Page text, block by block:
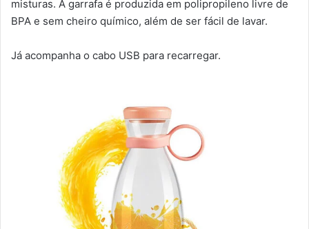
misturas. A garrafa é produzida em polipropileno livre de
BPA e sem cheiro químico, além de ser fácil de lavar.
Já acompanha o cabo USB para recarregar.